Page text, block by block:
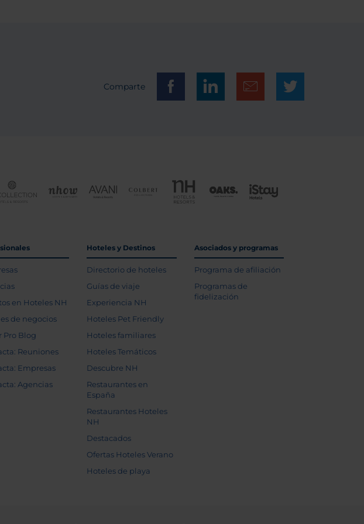
Comparte
en Hoteles NH
de negocios
Pro Blog
Reuniones
Empresas
Agencias
Hoteles y Destinos
Directorio de hoteles
Guías de viaje
Experiencia NH
Hoteles Pet Friendly
Hoteles familiares
Hoteles Temáticos
Descubre NH
Restaurantes en
España
Restaurantes Hoteles
NH
Destacados
Ofertas Hoteles Verano
Hoteles de playa
Asociados y programas
Programa de afiliación
Programas de
fidelización